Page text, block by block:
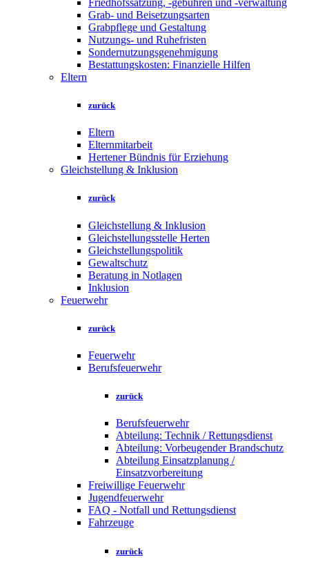
Friedhofssatzung, -gebühren und -verwaltung
Grab- und Beisetzungsarten
Grabpflege und Gestaltung
Nutzungs- und Ruhefristen
Sondernutzungsgenehmigung
Bestattungskosten: Finanzielle Hilfen
Eltern
zurück
Eltern
Elternmitarbeit
Hertener Bündnis für Erziehung
Gleichstellung & Inklusion
zurück
Gleichstellung & Inklusion
Gleichstellungsstelle Herten
Gleichstellungspolitik
Gewaltschutz
Beratung in Notlagen
Inklusion
Feuerwehr
zurück
Feuerwehr
Berufsfeuerwehr
zurück
Berufsfeuerwehr
Abteilung: Technik / Rettungsdienst
Abteilung: Vorbeugender Brandschutz
Abteilung Einsatzplanung /
Einsatzvorbereitung
Freiwillige Feuerwehr
Jugendfeuerwehr
FAQ - Notfall und Rettungsdienst
Fahrzeuge
zurück